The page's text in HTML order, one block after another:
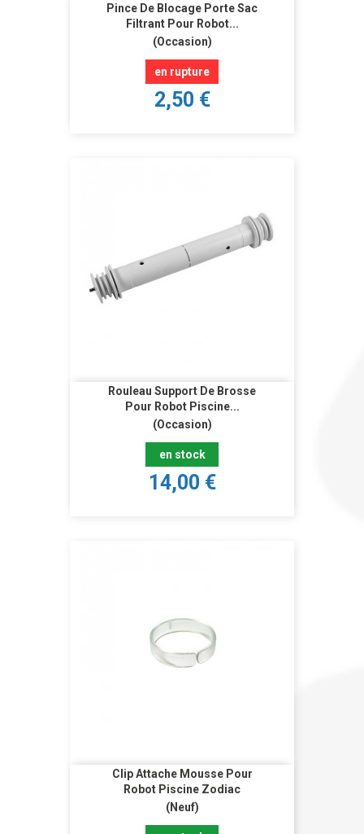
Pince De Blocage Porte Sac
Filtrant Pour Robot...
(Occasion)
en rupture
2,50 €
Rouleau Support De Brosse
Pour Robot Piscine...
(Occasion)
en stock
14,00 €
Clip Attache Mousse Pour
Robot Piscine Zodiac
(Neuf)